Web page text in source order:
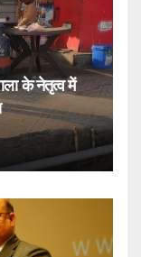
के नेतृत्व में